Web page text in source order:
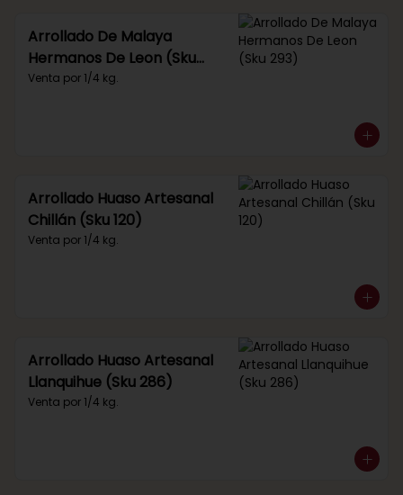
Arrollado De Malaya
Hermanos De Leon (Sku
293)
Venta por 1/4 kg.
Arrollado Huaso Artesanal
Chillán (Sku 120)
Venta por 1/4 kg.
Arrollado Huaso Artesanal
Llanquihue (Sku 286)
Venta por 1/4 kg.